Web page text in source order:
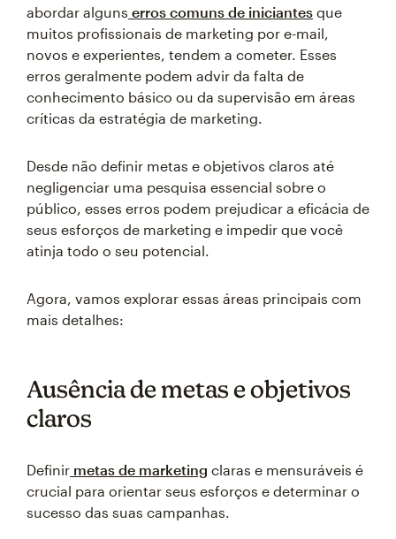
abordar alguns erros comuns de iniciantes que
muitos profissionais de marketing por e-mail,
novos e experientes, tendem a cometer. Esses
erros geralmente podem advir da falta de
conhecimento básico ou da supervisão em áreas
críticas da estratégia de marketing.
Desde não definir metas e objetivos claros até
negligenciar uma pesquisa essencial sobre o
público, esses erros podem prejudicar a eficácia de
seus esforços de marketing e impedir que você
atinja todo o seu potencial.
Agora, vamos explorar essas áreas principais com
mais detalhes:
Ausência de metas e objetivos
claros
Definir metas de marketing claras e mensuráveis é
crucial para orientar seus esforços e determinar o
sucesso das suas campanhas.